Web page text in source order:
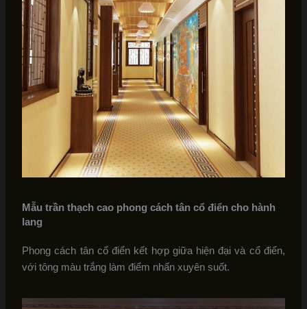
Mẫu trần thạch cao phong cách tân cổ điển cho hành
lang
Phong cách tân cổ điển kết hợp giữa hiện đại và cổ điển,
với tông màu trắng làm điểm nhấn xuyên suốt.